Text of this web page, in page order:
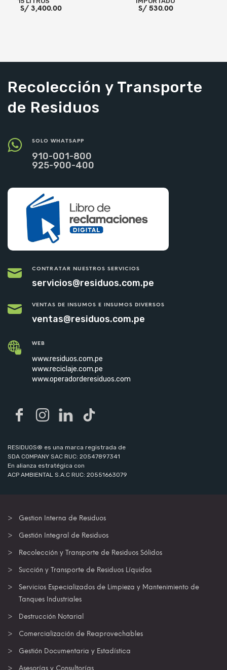
S/ 3,400.00 S/530.00
Recolección y Transporte
de Residuos
SOLO WHATSAPP
910-001-800
925-900-400
CONTRATAR NUESTROS SERVICIOS
servicios@residuos.com.pe
VENTAS DE INSUMOS E INSUMOS DIVERSOS
ventas@residuos.com.pe
WEB
www.residuos.com.pe
www.reciclaje.com.pe
www.operadorderesiduos.com
RESIDUOS® es una marca registrada de
SDA COMPANY SAC RUC: 20547897341
En alianza estratégica con
ACP AMBIENTAL S.A.C RUC: 20551663079
Gestion Interna de Residuos
Gestión Integral de Residuos
Recolección y Transporte de Residuos Sólidos
Succión y Transporte de Residuos Líquidos
Servicios Especializados de Limpieza y Mantenimiento de
Tanques Industriales
Destrucción Notarial
Comercialización de Reaprovechables
Gestión Documentaria y Estadística
Asesorías y Consultorías